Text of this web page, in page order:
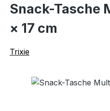
Snack-Tasche
× 17 cm
Trixie
Bildergalerie überspringen